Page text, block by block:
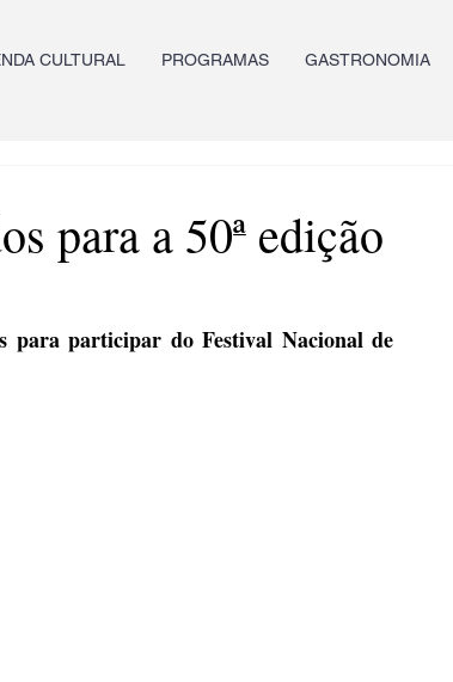
CULTURAL PROGRAMAS GASTRONOMIA
para a 50ª edição
para participar do Festival Nacional de